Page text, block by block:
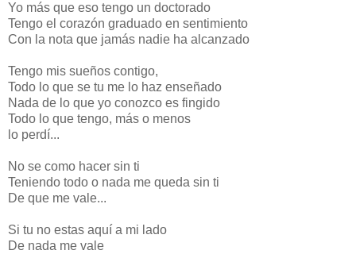
Yo más que eso tengo un doctorado
Tengo el corazón graduado en sentimiento
Con la nota que jamás nadie ha alcanzado
Tengo mis sueños contigo,
Todo lo que se tu me lo haz enseñado
Nada de lo que yo conozco es fingido
Todo lo que tengo, más o menos
lo perdí...
No se como hacer sin ti
Teniendo todo o nada me queda sin ti
De que me vale...
Si tu no estas aquí a mi lado
De nada me vale